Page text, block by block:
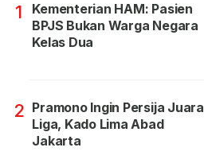
1
Kementerian HAM: Pasien
BPJS Bukan Warga Negara
Kelas Dua
2 Pramono Ingin Persija Juara
Liga, Kado Lima Abad
Jakarta